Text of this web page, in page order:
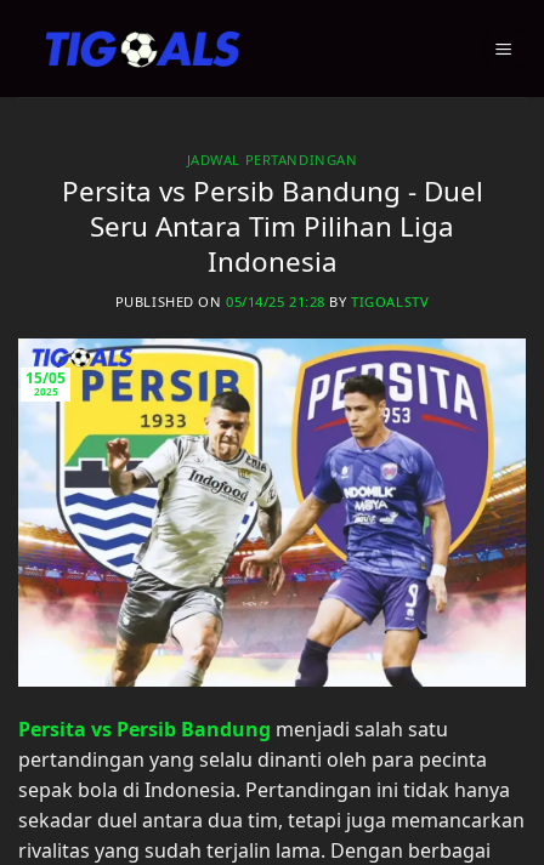
JADWAL PERTANDINGAN
Persita vs Persib Bandung - Duel
Seru Antara Tim Pilihan Liga
Indonesia
PUBLISHED ON05/14/25 21:28 BYTIGOALSTV
15/05
2025
Persita vs Persib Bandung menjadi salah satu
pertandingan yang selalu dinanti oleh para pecinta
sepak bola di Indonesia. Pertandingan ini tidak hanya
sekadar duel antara dua tim, tetapi juga memancarkan
rivalitas yang sudah terjalin lama. Dengan berbagai